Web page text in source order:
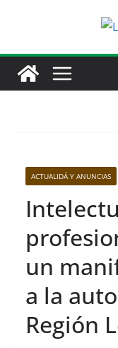
ACTUALIDÁ Y ANUNCIAS
un
a la
Región